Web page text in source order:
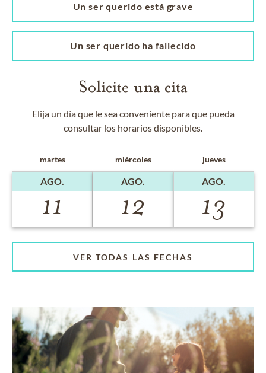
Un ser querido está grave
Un ser querido ha fallecido
Solicite una cita
Elija un día que le sea conveniente para que pueda
consultar los horarios disponibles.
martes
AGO.
11
miércoles
AGO.
12
jueves
AGO.
13
VER TODAS LAS FECHAS